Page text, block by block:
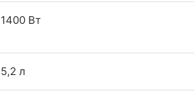
1400 Вт
5,2 л